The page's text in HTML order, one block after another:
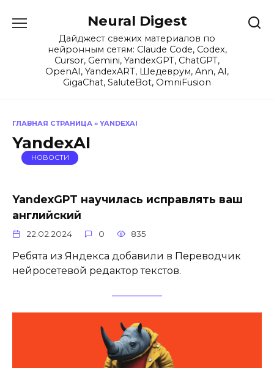
содержанию
Neural Digest
Дайджест свежих материалов по
нейронным сетям: Claude Code, Codex,
Cursor, Gemini, YandexGPT, ChatGPT,
OpenAI, YandexART, Шедеврум, Ann, AI,
GigaChat, SaluteBot, OmniFusion
ГЛАВНАЯ СТРАНИЦА » YANDEXAI
YandexAI
НОВОСТИ
YandexGPT научилась исправлять ваш
английский
22.02.2024 0 835
Ребята из Яндекса добавили в Переводчик
нейросетевой редактор текстов.